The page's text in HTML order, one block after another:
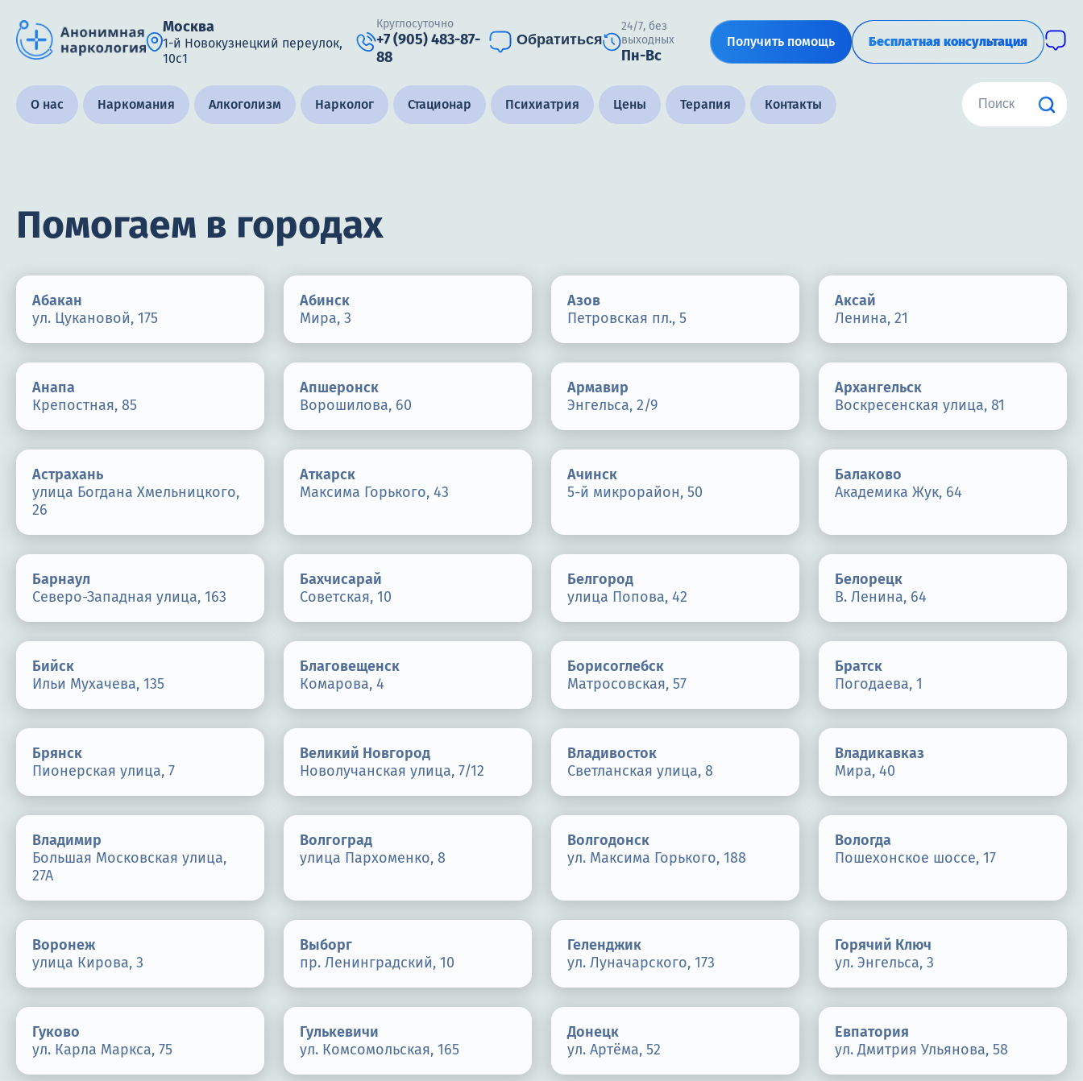
Москва
1-й Новокузнецкий переулок,
10с1
Круглосуточно
+7 (905) 483-87-
88
Обратиться
24/7, без
выходных
Пн-Вс
Получить помощь Бесплатная консультация
Получить помощь специалиста
+7 (905) 483-87-88
Адрес call-центра
Москва, 1-й Новокузнецкий переулок, 10с1
О нас Наркомания Алкоголизм Нарколог Стационар Психиатрия Цены Терапия Контакты
Помогаем в городах
Абакан
ул. Цукановой, 175
Абинск
Мира, 3
Азов
Петровская пл., 5
Аксай
Ленина, 21
Анапа
Крепостная, 85
Апшеронск
Ворошилова, 60
Армавир
Энгельса, 2/9
Архангельск
Воскресенская улица, 81
Астрахань
улица Богдана Хмельницкого,
26
Аткарск
Максима Горького, 43
Ачинск
5-й микрорайон, 50
Балаково
Академика Жук, 64
Барнаул
Северо-Западная улица, 163
Бахчисарай
Советская, 10
Белгород
улица Попова, 42
Белорецк
В. Ленина, 64
Бийск
Ильи Мухачева, 135
Благовещенск
Комарова, 4
Борисоглебск
Матросовская, 57
Братск
Погодаева, 1
Брянск
Пионерская улица, 7
Великий Новгород
Новолучанская улица, 7/12
Владивосток
Светланская улица, 8
Владикавказ
Мира, 40
Владимир
Большая Московская улица,
27А
Волгоград
улица Пархоменко, 8
Волгодонск
ул. Максима Горького, 188
Вологда
Пошехонское шоссе, 17
Воронеж
улица Кирова, 3
Выборг
пр. Ленинградский, 10
Геленджик
ул. Луначарского, 173
Горячий Ключ
ул. Энгельса, 3
Гуково
ул. Карла Маркса, 75
Гулькевичи
ул. Комсомольская, 165
Донецк
ул. Артёма, 52
Евпатория
ул. Дмитрия Ульянова, 58